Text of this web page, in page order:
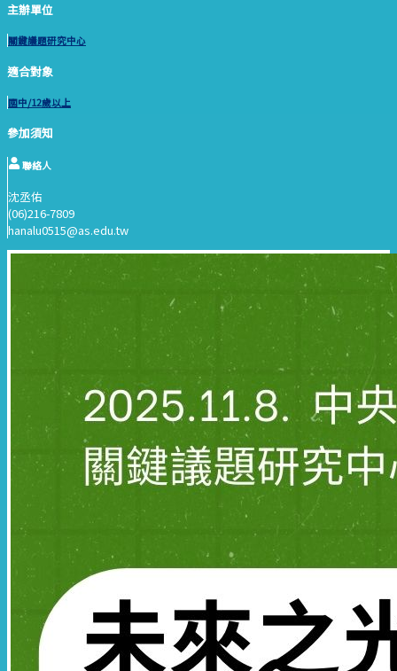
主辦單位
關鍵議題研究中心
適合對象
國中/12歲以上
參加須知
聯絡人
沈丞佑
(06)216-7809
hanalu0515@as.edu.tw